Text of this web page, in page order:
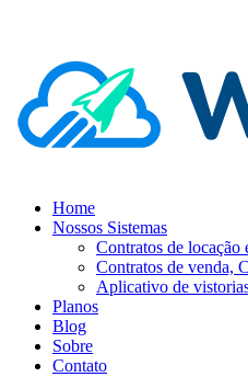
Home
Nossos Sistemas
Contratos de locação
Contratos de venda,
Aplicativo de
Planos
Blog
Sobre
Contato